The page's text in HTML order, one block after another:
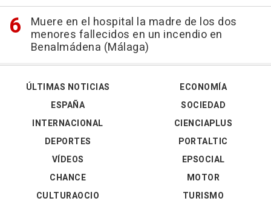
Muere en el hospital la madre de los dos
menores fallecidos en un incendio en
Benalmádena (Málaga)
ÚLTIMAS NOTICIAS
ESPAÑA
INTERNACIONAL
DEPORTES
VÍDEOS
ECONOMÍA
SOCIEDAD
CIENCIAPLUS
PORTALTIC
EPSOCIAL
CHANCE
CULTURAOCIO
MOTOR
TURISMO